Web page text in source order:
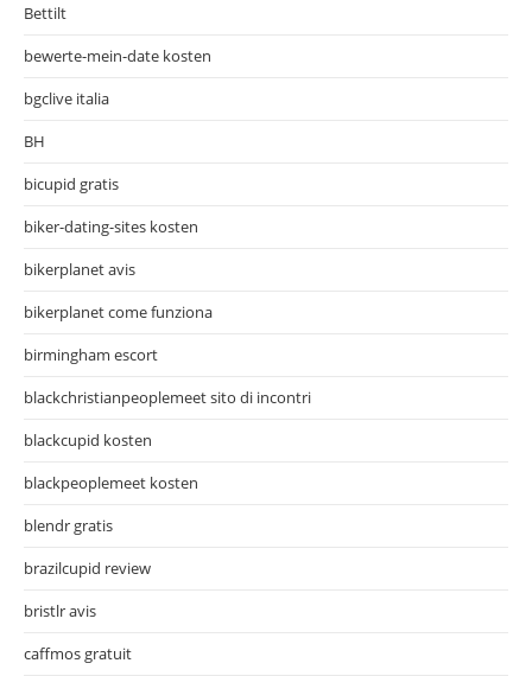
Bettilt
bewerte-mein-date kosten
bgclive italia
BH
bicupid gratis
biker-dating-sites kosten
bikerplanet avis
bikerplanet come funziona
birmingham escort
blackchristianpeoplemeet sito di incontri
blackcupid kosten
blackpeoplemeet kosten
blendr gratis
brazilcupid review
bristlr avis
caffmos gratuit